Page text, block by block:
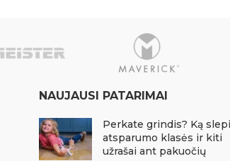
NAUJAUSI PATARIMAI
Perkate grindis? Ką
atsparumo klasės ir kiti
užrašai ant pakuočių